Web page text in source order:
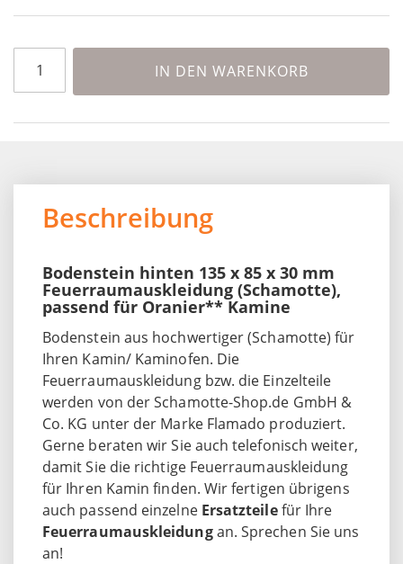
IN DEN WARENKORB
Beschreibung
Bodenstein hinten 135 x 85 x 30 mm
Feuerraumauskleidung (Schamotte),
passend für Oranier** Kamine
Bodenstein aus hochwertiger (Schamotte) für
Ihren Kamin/ Kaminofen. Die
Feuerraumauskleidung bzw. die Einzelteile
werden von der Schamotte-Shop.de GmbH &
Co. KG unter der Marke Flamado produziert.
Gerne beraten wir Sie auch telefonisch weiter,
damit Sie die richtige Feuerraumauskleidung
für Ihren Kamin finden. Wir fertigen übrigens
auch passend einzelne Ersatzteilefür Ihre
Feuerraumauskleidungan. Sprechen Sie uns
an!